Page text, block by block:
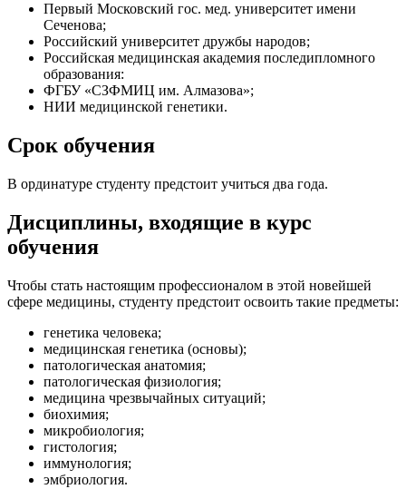
Первый Московский гос. мед. университет имени
Сеченова;
Российский университет дружбы народов;
Российская медицинская академия последипломного
образования:
ФГБУ «СЗФМИЦ им. Алмазова»;
НИИ медицинской генетики.
Срок обучения
В ординатуре студенту предстоит учиться два года.
Дисциплины, входящие в курс
обучения
Чтобы стать настоящим профессионалом в этой новейшей
сфере медицины, студенту предстоит освоить такие предметы:
генетика человека;
медицинская генетика (основы);
патологическая анатомия;
патологическая физиология;
медицина чрезвычайных ситуаций;
биохимия;
микробиология;
гистология;
иммунология;
эмбриология.